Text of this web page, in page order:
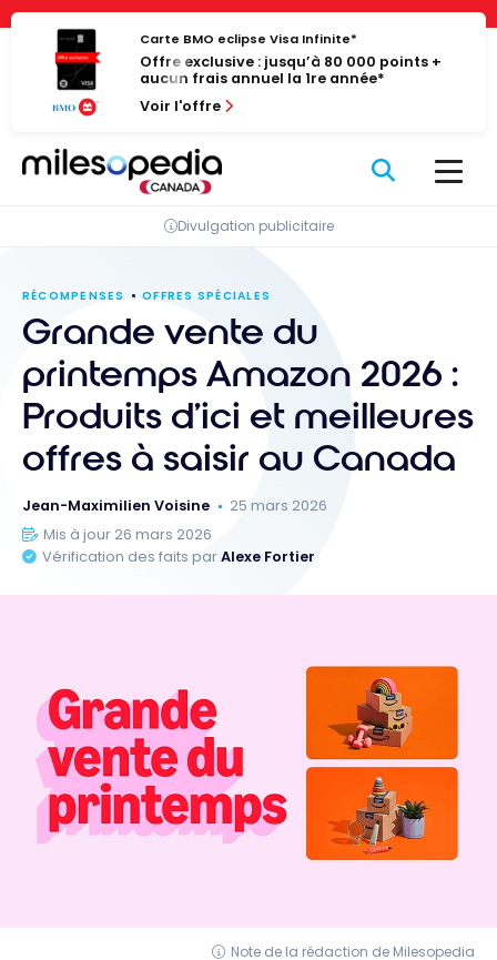
Panneau de gestion des cookies
Passer
contenu
Carte BMO eclipse Visa Infinite*
Offre exclusive : jusqu’à 80 000 points +
aucun frais annuel la 1re année*
Voir l'offre
Divulgation publicitaire
RÉCOMPENSES OFFRES SPÉCIALES
Grande vente du
printemps Amazon 2026 :
Produits d’ici et meilleures
offres à saisir au Canada
Jean-Maximilien Voisine
25 mars 2026
Mis à jour 26 mars 2026
Vérification des faits parAlexe Fortier
Note de la rédaction de Milesopedia